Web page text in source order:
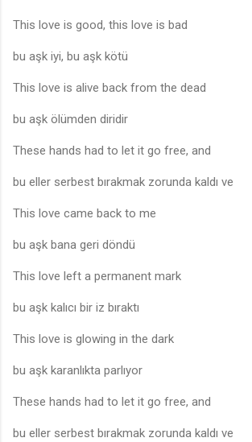
This love is good, this love is bad
bu aşk iyi, bu aşk kötü
This love is alive back from the dead
bu aşk ölümden diridir
These hands had to let it go free, and
bu eller serbest bırakmak zorunda kaldı ve
This love came back to me
bu aşk bana geri döndü
This love left a permanent mark
bu aşk kalıcı bir iz bıraktı
This love is glowing in the dark
bu aşk karanlıkta parlıyor
These hands had to let it go free, and
bu eller serbest bırakmak zorunda kaldı ve